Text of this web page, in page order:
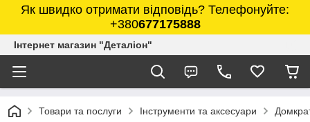
Як швидко отримати відповідь? Телефонуйте:
+380677175888
Інтернет магазин "Деталіон"
Товари та послуги Інструменти та аксесуари